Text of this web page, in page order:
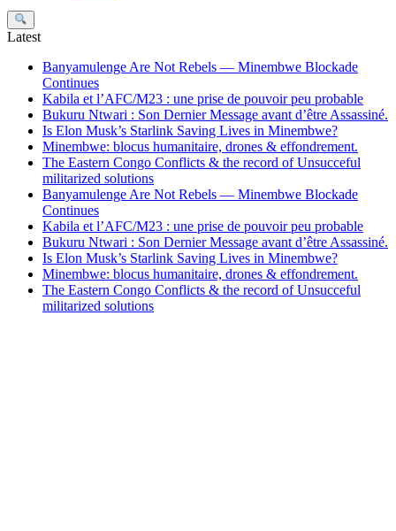
Search
Latest
Banyamulenge Are Not Rebels — Minembwe Blockade
Continues
Kabila et l’AFC/M23 : une prise de pouvoir peu probable
Bukuru Ntwari : Son Dernier Message avant d’être Assassiné.
Is Elon Musk’s Starlink Saving Lives in Minembwe?
Minembwe: blocus humanitaire, drones & effondrement.
The Eastern Congo Conflicts & the record of Unsucceful
militarized solutions
Banyamulenge Are Not Rebels — Minembwe Blockade
Continues
Kabila et l’AFC/M23 : une prise de pouvoir peu probable
Bukuru Ntwari : Son Dernier Message avant d’être Assassiné.
Is Elon Musk’s Starlink Saving Lives in Minembwe?
Minembwe: blocus humanitaire, drones & effondrement.
The Eastern Congo Conflicts & the record of Unsucceful
militarized solutions